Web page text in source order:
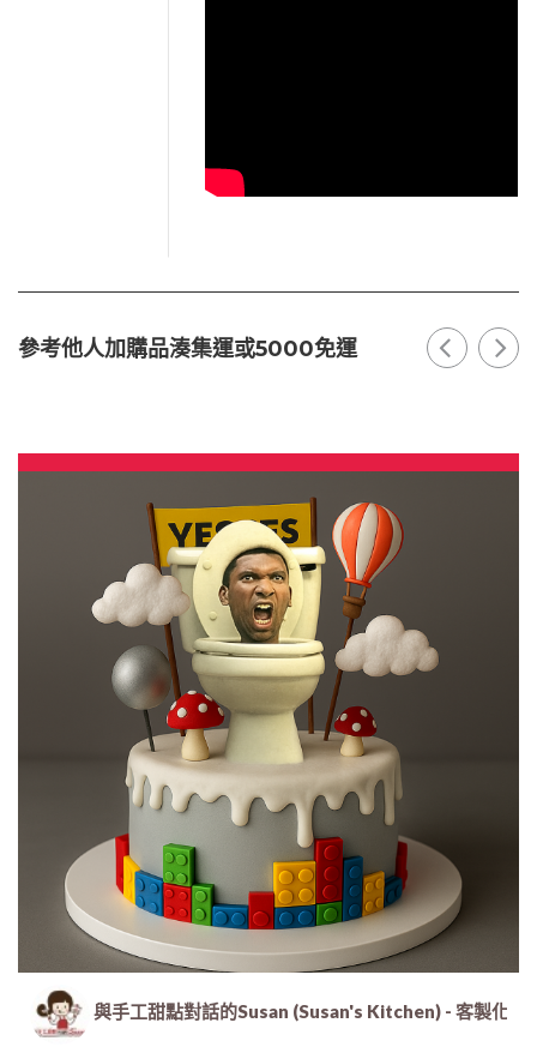
參考他人加購品湊集運或5000免運
與手工甜點對話的Susan (Susan's Kitchen) - 客製化